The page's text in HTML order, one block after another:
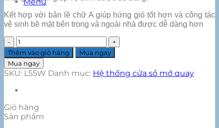
Kết hợp với bản lề chữ A giúp hứng gió tốt hơn và công tác
vệ sinh bề mặt bên trong và ngoài nhà được dễ dàng hơn
Cửa
sổ
mở
quay
L55W
class
số
lượng
Thêm vào giỏ hàng
Mua ngay
Mua ngay
SKU: L55W Danh mục: Hệ thống cửa sổ mở quay
Giỏ hàng
Sản phẩm